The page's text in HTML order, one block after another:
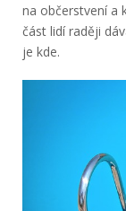
na občerstvení a
část lidí raději
je kde.